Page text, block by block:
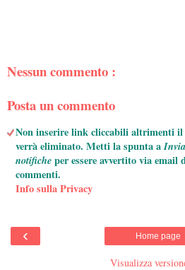
Nessun commento :
Posta un commento
Non inserire link cliccabili altrimenti il
verrà eliminato. Metti la spunta a
notificheper essere avvertito via email
commenti.
Info sulla Privacy
‹ Home page
Visualizza